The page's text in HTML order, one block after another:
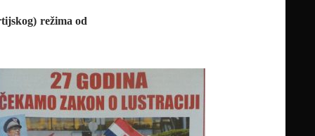
režima od